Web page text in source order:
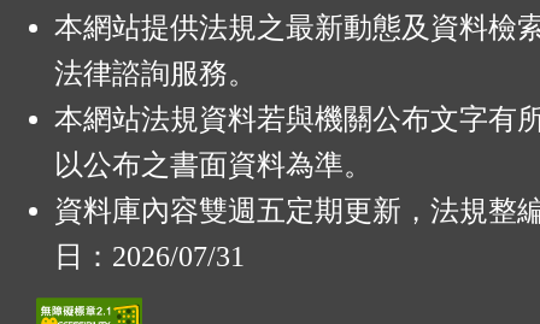
本網站提供法規之最新動態及資料檢
法律諮詢服務。
本網站法規資料若與機關公布文字有
以公布之書面資料為準。
資料庫內容雙週五定期更新，法規整
日：2026/07/31